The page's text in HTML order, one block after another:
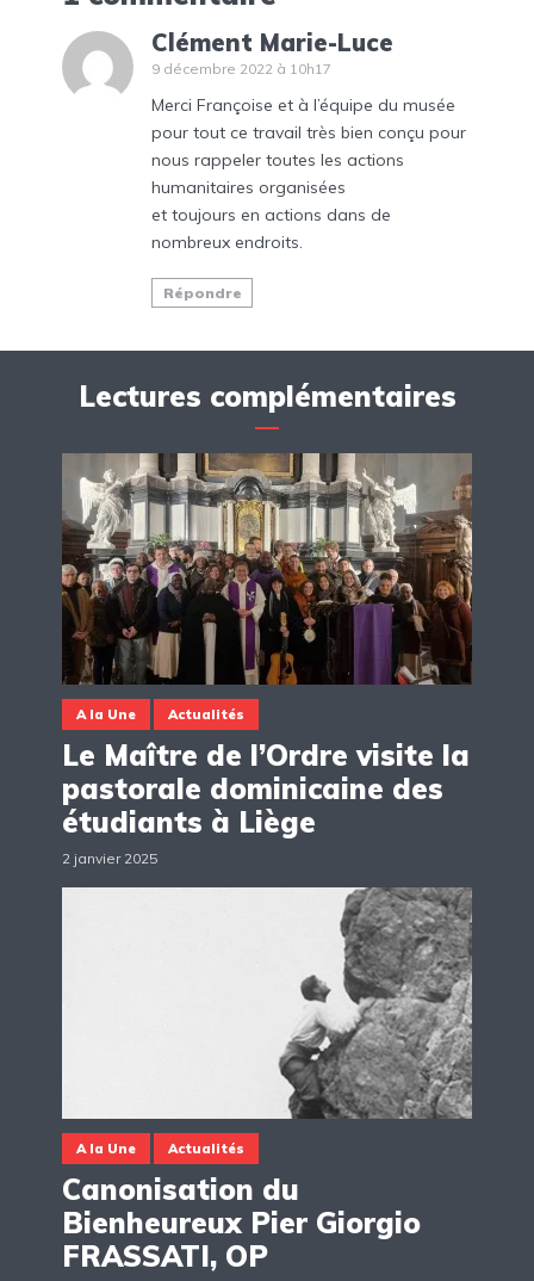
Clément Marie-Luce
9 décembre 2022 à 10h17
Merci Françoise et à l’équipe du musée
pour tout ce travail très bien conçu pour
nous rappeler toutes les actions
humanitaires organisées
et toujours en actions dans de
nombreux endroits.
Répondre
Lectures complémentaires
A la Une Actualités
Le Maître de l’Ordre visite la
pastorale dominicaine des
étudiants à Liège
2 janvier 2025
A la Une Actualités
Canonisation du
Bienheureux Pier Giorgio
FRASSATI, OP